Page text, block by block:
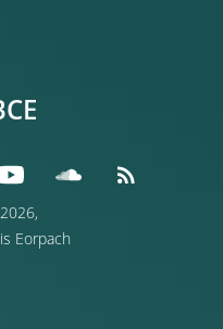
Eorpach